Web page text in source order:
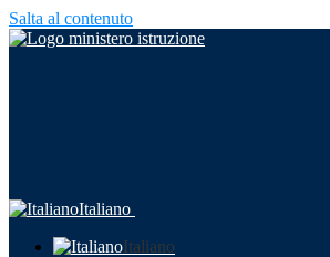
Salta al contenuto
Italiano
Italiano